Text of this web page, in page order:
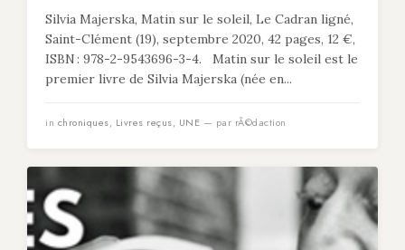
Silvia Majerska, Matin sur le soleil, Le Cadran ligné,
Saint-Clément (19), septembre 2020, 42 pages, 12 €,
ISBN : 978-2-9543696-3-4. Matin sur le soleil est le
premier livre de Silvia Majerska (née en...
in chroniques, Livres reçus, UNE — par rÃ©daction